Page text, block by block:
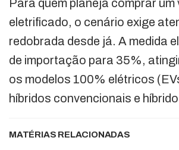
Para quem planeja comprar um
eletrificado, o cenário exige
redobrada desde já. A medida
de importação para 35%,
os modelos 100% elétricos
híbridos convencionais e
MATÉRIAS RELACIONADAS